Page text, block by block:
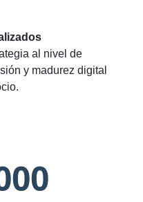
al nivel de
y madurez digital